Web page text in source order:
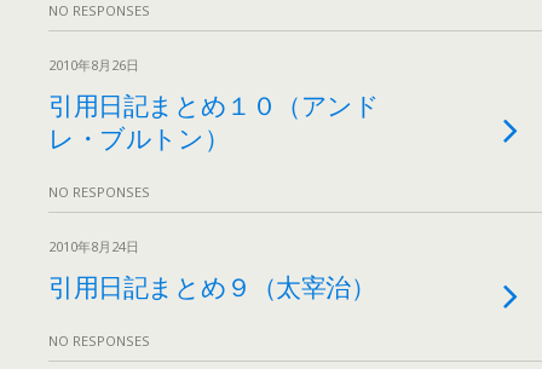
NO RESPONSES
2010年8月26日
引用日記まとめ１０（アンド
レ・ブルトン）
NO RESPONSES
2010年8月24日
引用日記まとめ９（太宰治）
NO RESPONSES